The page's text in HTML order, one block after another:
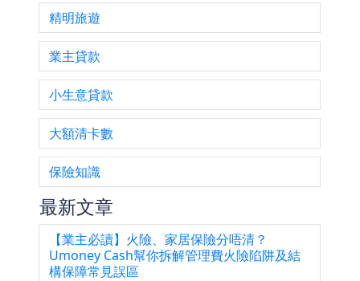
精明旅遊
業主貸款
小生意貸款
大額清卡數
保險知識
最新文章
【業主必讀】火險、家居保險分唔清？
Umoney Cash幫你拆解管理費火險陷阱及結
構保障常見誤區